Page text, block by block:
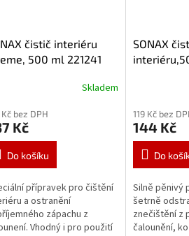
čistič interiéru
500 ml 221241
Skladem
Kč bez DPH
Kč
Do košíku
přípravek pro čištění
a ostranění
zápachu z
Vhodný i pro použití
SONAX
119 Kč bez
144 Kč
Do
Silně
šetrně
znečištění z
čalounění,